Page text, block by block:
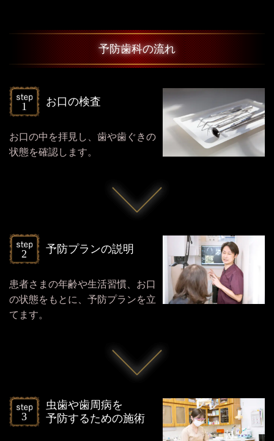
予防歯科の流れ
お口の検査
お口の中を拝見し、歯や歯ぐきの
状態を確認します。
予防プランの説明
患者さまの年齢や生活習慣、お口
の状態をもとに、予防プランを立
てます。
虫歯や歯周病を
予防するための施術